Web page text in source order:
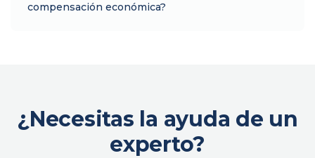
compensación económica?
¿Necesitas la ayuda de un
experto?